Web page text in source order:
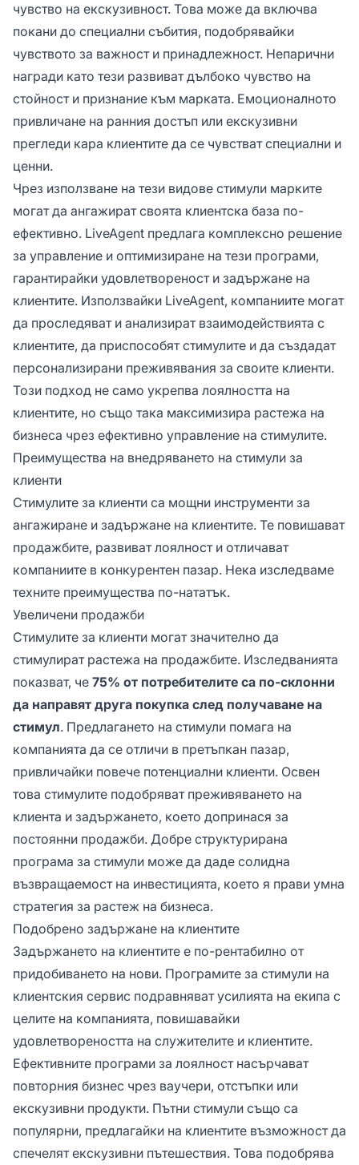
чувство на екскузивност. Това може да включва
покани до специални събития, подобрявайки
чувството за важност и принадлежност. Непарични
награди като тези развиват дълбоко чувство на
стойност и признание към марката. Емоционалното
привличане на ранния достъп или екскузивни
прегледи кара клиентите да се чувстват специални и
ценни.
Чрез използване на тези видове стимули марките
могат да ангажират своята клиентска база по-
ефективно. LiveAgent предлага комплексно решение
за управление и оптимизиране на тези програми,
гарантирайки удовлетвореност и задържане на
клиентите. Използвайки LiveAgent, компаниите могат
да проследяват и анализират взаимодействията с
клиентите, да приспособят стимулите и да създадат
персонализирани преживявания за своите клиенти.
Този подход не само укрепва лоялността на
клиентите, но също така максимизира растежа на
бизнеса чрез ефективно управление на стимулите.
Преимущества на внедряването на стимули за
клиенти
Стимулите за клиенти са мощни инструменти за
ангажиране и задържане на клиентите. Те повишават
продажбите, развиват лоялност и отличават
компаниите в конкурентен пазар. Нека изследваме
техните преимущества по-нататък.
Увеличени продажби
Стимулите за клиенти могат значително да
стимулират растежа на продажбите. Изследванията
показват, че 75% от потребителите са по-склонни
да направят друга покупка след получаване на
стимул. Предлагането на стимули помага на
компанията да се отличи в претъпкан пазар,
привличайки повече потенциални клиенти. Освен
това стимулите подобряват преживяването на
клиента и задържането, което допринася за
постоянни продажби. Добре структурирана
програма за стимули може да даде солидна
възвращаемост на инвестицията, което я прави умна
стратегия за растеж на бизнеса.
Подобрено задържане на клиентите
Задържането на клиентите е по-рентабилно от
придобиването на нови. Програмите за стимули на
клиентския сервис подравняват усилията на екипа с
целите на компанията, повишавайки
удовлетвореността на служителите и клиентите.
Ефективните програми за лоялност насърчават
повторния бизнес чрез ваучери, отстъпки или
екскузивни продукти. Пътни стимули също са
популярни, предлагайки на клиентите възможност да
спечелят екскузивни пътешествия. Това подобрява